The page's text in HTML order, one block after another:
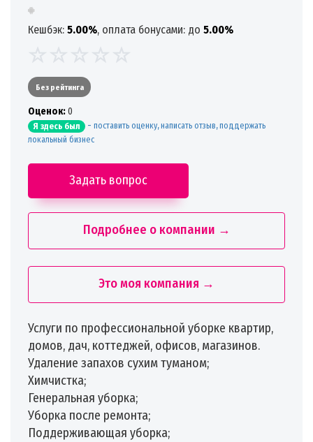
Кешбэк: 5.00%, оплата бонусами: до 5.00%
Без рейтинга
Oценок:0
Я здесь был - поставить оценку, написать отзыв, поддержать
локальный бизнес
Задать вопрос
Подробнее о компании →
Это моя компания →
Услуги по профессиональной уборке квартир,
домов, дач, коттеджей, офисов, магазинов.
Удаление запахов сухим туманом;
Химчистка;
Генеральная уборка;
Уборка после ремонта;
Поддерживающая уборка;